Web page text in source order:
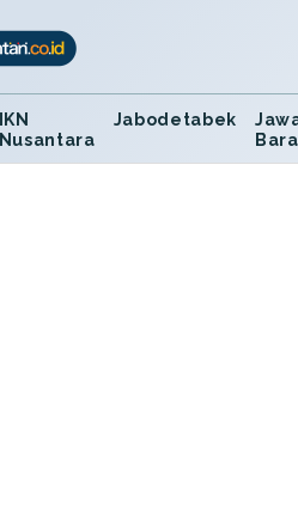
IKN
Nusantara
Jabodetabek